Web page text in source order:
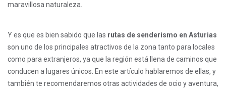
maravillosa naturaleza.
Y es que es bien sabido que las rutas de senderismo en Asturias
son uno de los principales atractivos de la zona tanto para locales
como para extranjeros, ya que la región está llena de caminos que
conducen a lugares únicos. En este artículo hablaremos de ellas, y
también te recomendaremos otras actividades de ocio y aventura,